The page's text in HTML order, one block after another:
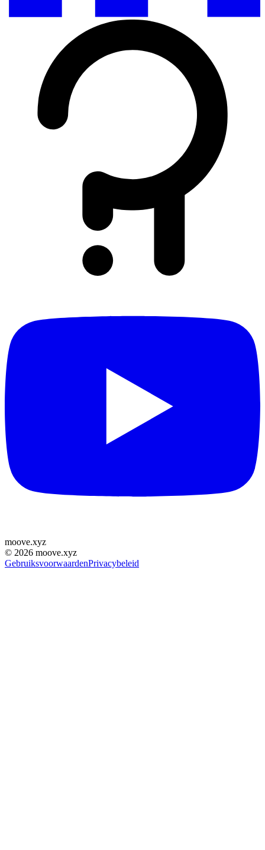
moove.xyz
© 2026 moove.xyz
GebruiksvoorwaardenPrivacybeleid